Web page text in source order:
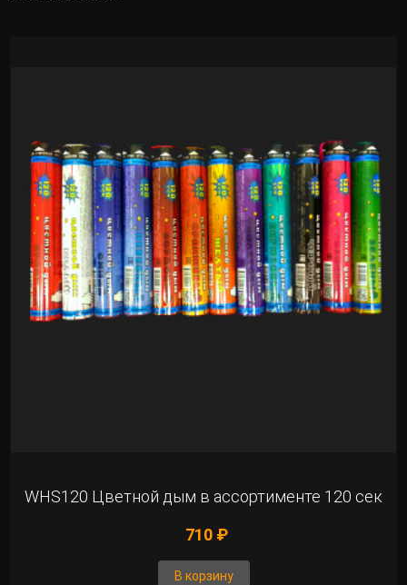
WHS120 Цветной дым в ассортименте 120 сек
710 ₽
В корзину